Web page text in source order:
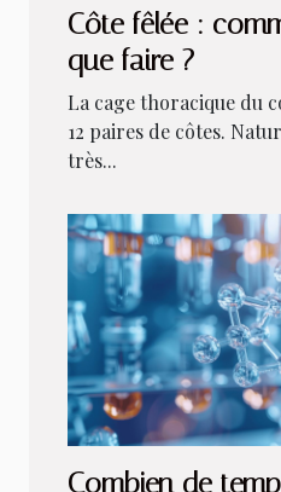
Côte fêlée :
que faire ?
La cage thoracique du
12 paires de côtes.
très...
Combien de